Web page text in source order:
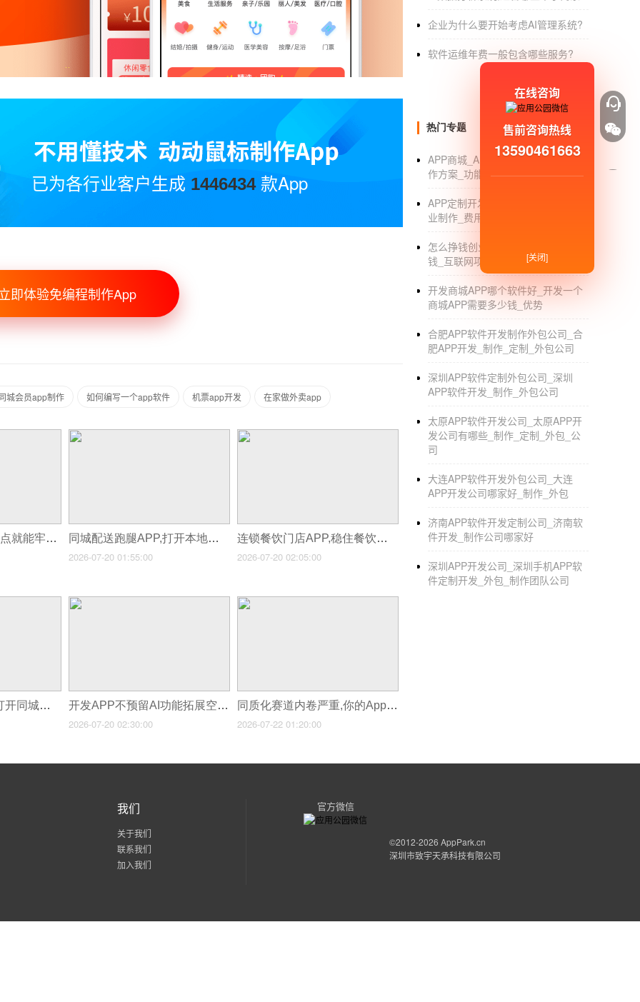
选择* *开发公司的应用程序
企业大部分地区在开发，没有app应用的实
深入的研究找出哪个公司*哪个不可靠，然后
当然，无论企业的APP APPlication在开发，
果。在这样的情况下，企业需要将APP
后就能在*时间内推广，吸引更多用户使用，
正则*新迭代
APP应用不在线操作，不代表可以不查。随
期进行*新的迭代，APP APPlication迟早会
户才有兴趣继续使用，企业才能留住更多的忠
如果你也在策划一个APP开发项目，不妨了
制开发软件服务商，十多年经验，app开发，
已为各行业客户生成 1446434款App
即体验免编程制作App
城会员app制作 如何编写一个app软件 机票app开发 在家做外卖app
本地门店APP,做到5点就能牢牢锁定周边消费市场 同城配送跑腿APP,打开本地市场的6个获客渠道
2026-07-20 01:55:00
连锁餐饮门店APP,稳住餐饮市场的8套营销工具
2026-07-20 02:05:00
同城本地资讯APP,打开同城市场的5个流量入口 开发APP不预留AI功能拓展空间,跟不上智能市场趋势
2026-07-20 02:30:00
同质化赛道内卷严重,你的App靠什么差异化抢占市场?
2026-07-22 01:20:00
企业为什么要开始考虑AI管理系统?
软件运维年费一般包含哪些服务?
热门专题
APP商城_APP商城开发要多少钱_制
作方案_功能_视频教程
APP定制开发_APP定制开发公司_专
业制作_费用_外包
怎么挣钱创业_自主创业做什么好赚
钱_互联网项目
开发商城APP哪个软件好_开发一个
商城APP需要多少钱_优势
合肥APP软件开发制作外包公司_合
肥APP开发_制作_定制_外包公司
深圳APP软件定制外包公司_深圳
APP软件开发_制作_外包公司
太原APP软件开发公司_太原APP开
发公司有哪些_制作_定制_外包_公
司
大连APP软件开发外包公司_大连
APP开发公司哪家好_制作_外包
济南APP软件开发定制公司_济南软
件开发_制作公司哪家好
深圳APP开发公司_深圳手机APP软
件定制开发_外包_制作团队公司
我们
关于我们
联系我们
加入我们
官方微信
©2012-2026 AppPark.cn
深圳市致宇天承科技有限公司
在线咨询
售前咨询热线
13590461663
[关闭]